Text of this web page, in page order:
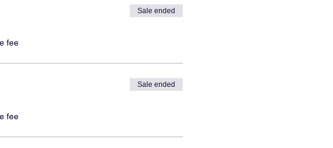
fee
Sale ended
fee
Sale ended